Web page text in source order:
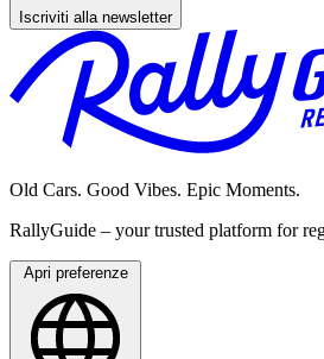
Iscriviti alla newsletter
Old Cars. Good Vibes. Epic Moments.
RallyGuide – your trusted platform for
Apri preferenze